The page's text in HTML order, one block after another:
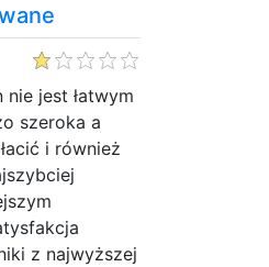
jest łatwym
szeroka a
i również
z najwyższej